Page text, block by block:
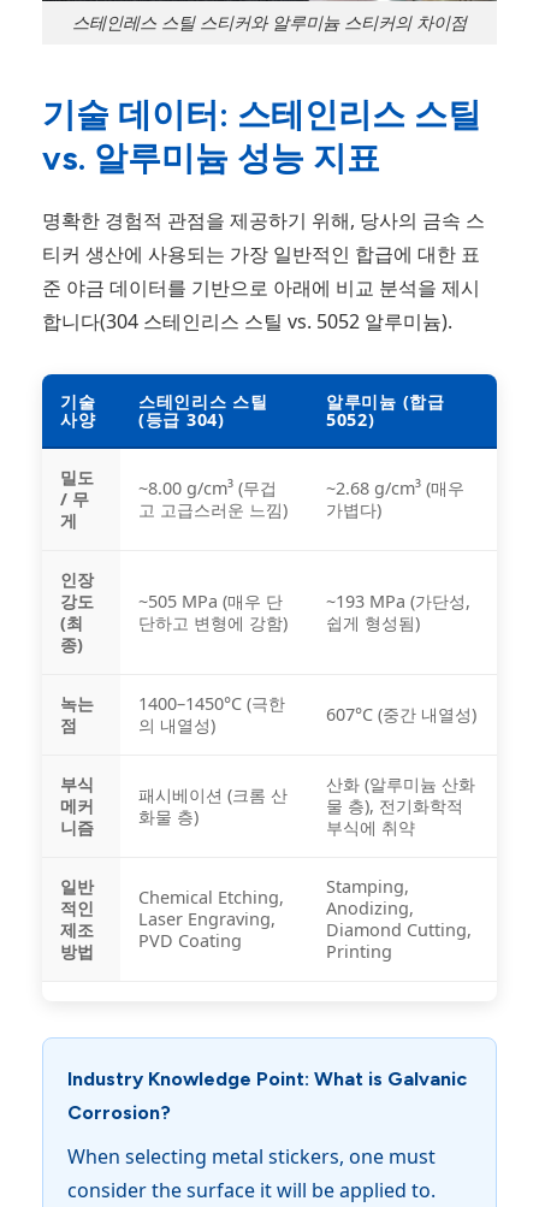
스테인레스 스틸 스티커와 알루미늄 스티커의 차이점
기술 데이터: 스테인리스 스틸
vs. 알루미늄 성능 지표
명확한 경험적 관점을 제공하기 위해, 당사의 금속 스
티커 생산에 사용되는 가장 일반적인 합급에 대한 표
준 야금 데이터를 기반으로 아래에 비교 분석을 제시
합니다(304 스테인리스 스틸 vs. 5052 알루미늄).
기술
사양
스테인리스 스틸
(등급 304)
알루미늄 (합급
5052)
밀도
/ 무
게
~8.00 g/cm³ (무겁
고 고급스러운 느낌)
~2.68 g/cm³ (매우
가볍다)
인장
강도
(최
종)
~505 MPa (매우 단
단하고 변형에 강함)
~193 MPa (가단성,
쉽게 형성됨)
녹는
점
1400–1450°C (극한
의 내열성)
607°C (중간 내열성)
부식
메커
니즘
패시베이션 (크롬 산
화물 층)
산화 (알루미늄 산화
물 층), 전기화학적
부식에 취약
일반
적인
제조
방법
Chemical Etching,
Laser Engraving,
PVD Coating
Stamping,
Anodizing,
Diamond Cutting,
Printing
Industry Knowledge Point: What is Galvanic
Corrosion?
When selecting metal stickers, one must
consider the surface it will be applied to.